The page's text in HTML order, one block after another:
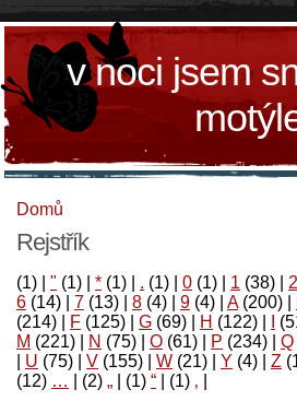
v noci jsem
Domů
Rejstřík
(1) " (1) * (1) . (1) 0 (1) 1 (38) 2
6 (14) 7 (13) 8 (4) 9 (4) A(200)
(214)
F (125) G (69) H (122)
M (221) N (75) O (61) P (234) Q
U (75) V (155) W (21) Y (4) Z
‚
(1)
“
(1)
„
(2)
…
(12)